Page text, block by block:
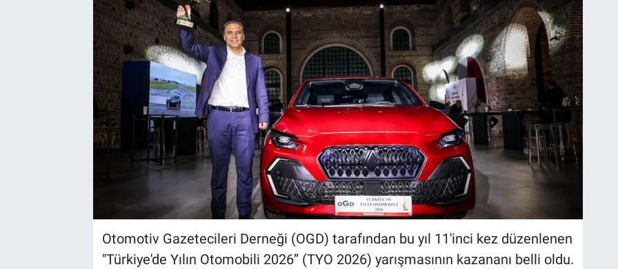
Otomotiv Gazetecileri Derneği (OGD) tarafından bu yıl 11'inci kez düzenlenen
"Türkiye'de Yılın Otomobili 2026” (TYO 2026) yarışmasının kazananı belli oldu.